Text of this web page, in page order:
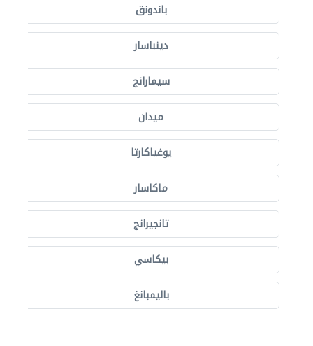
باندونق
دينباسار
سيمارانج
ميدان
يوغياكارتا
ماكاسار
تانجيرانج
بيكاسي
باليمبانغ